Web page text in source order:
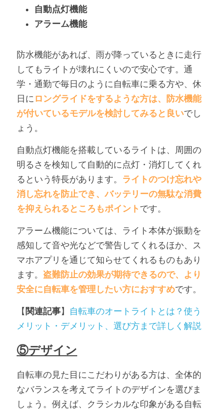
自動点灯機能
アラーム機能
防水機能があれば、雨が降っているときに走行
してもライトが壊れにくいので安心です。通
学・通勤で毎日のように自転車に乗る方や、休
日に ロングライドをするような方は、防水機能
が付いているモデルを検討してみると良いでし
ょう。
自動点灯機能を搭載しているライトは、周囲の
明るさを検知して自動的に点灯・消灯してくれ
るという特長があります。 ライトのつけ忘れや
消し忘れを防止でき、バッテリーの無駄な消費
を抑えられるところもポイント です。
アラーム機能については、ライト本体が振動を
感知して音や光などで警告してくれるほか、ス
マホアプリを通じて知らせてくれるものもあり
ます。 盗難防止の効果が期待できるので、より
安全に自転車を管理したい方におすすめです。
【 関連記事】 自転車のオートライトとは？使う
メリット・デメリット、選び方まで詳しく解説
⑤デザイン
自転車の見た目にこだわりがある方は、全体的
なバランスを考えてライトのデザインを選びま
しょう。例えば、クラシカルな印象がある自転